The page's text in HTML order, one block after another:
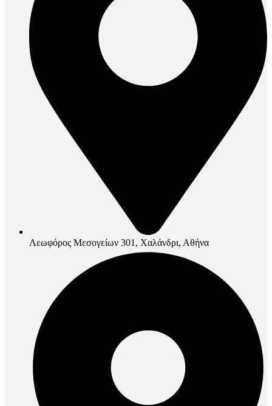
Λεωφόρος Μεσογείων 301, Χαλάνδρι, Αθήνα